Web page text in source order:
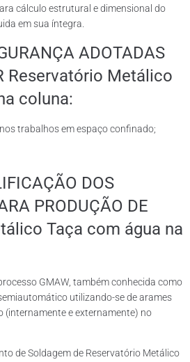
cálculo estrutural e dimensional do
em sua íntegra.
ADOTADAS
Reservatório Metálico
coluna:
trabalhos em espaço confinado;
DOS
PRODUÇÃO DE
Taça com água na
GMAW, também conhecida como
utilizando-se de arames
(internamente e externamente) no
de Soldagem de Reservatório Metálico